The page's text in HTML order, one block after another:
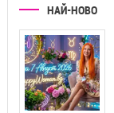
НАЙ-НОВО